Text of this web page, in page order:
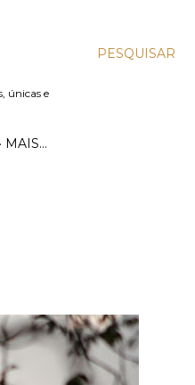
PESQUISAR
únicas e
MAIS…